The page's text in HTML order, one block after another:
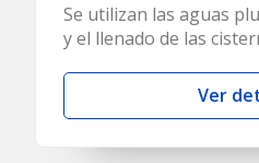
Se utilizan las aguas
y el llenado de las
Ver